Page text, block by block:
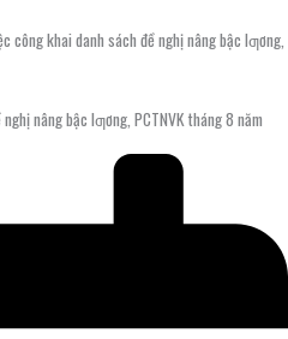
công khai danh sách đề nghị nâng bậc lƣơng,
nâng bậc lƣơng, PCTNVK tháng 8 năm